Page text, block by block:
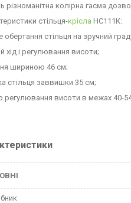
різноманітна колірна гасма
стільця-крісла НС111К:
обертання стільця на зручний
хід і регулювання висоти;
шириною 46 см;
стільця заввишки 35 см;
регулювання висоти в межах 40-